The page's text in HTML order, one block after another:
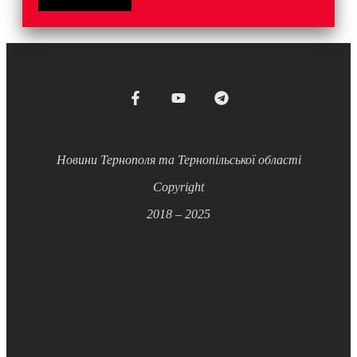
Новини Тернополя та Тернопільської області
Copyright
2018 – 2025